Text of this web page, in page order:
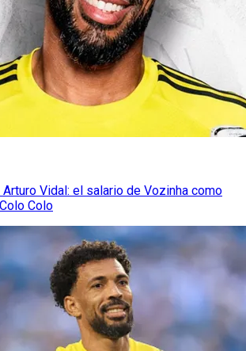
Vidal: el salario de Vozinha como
Colo